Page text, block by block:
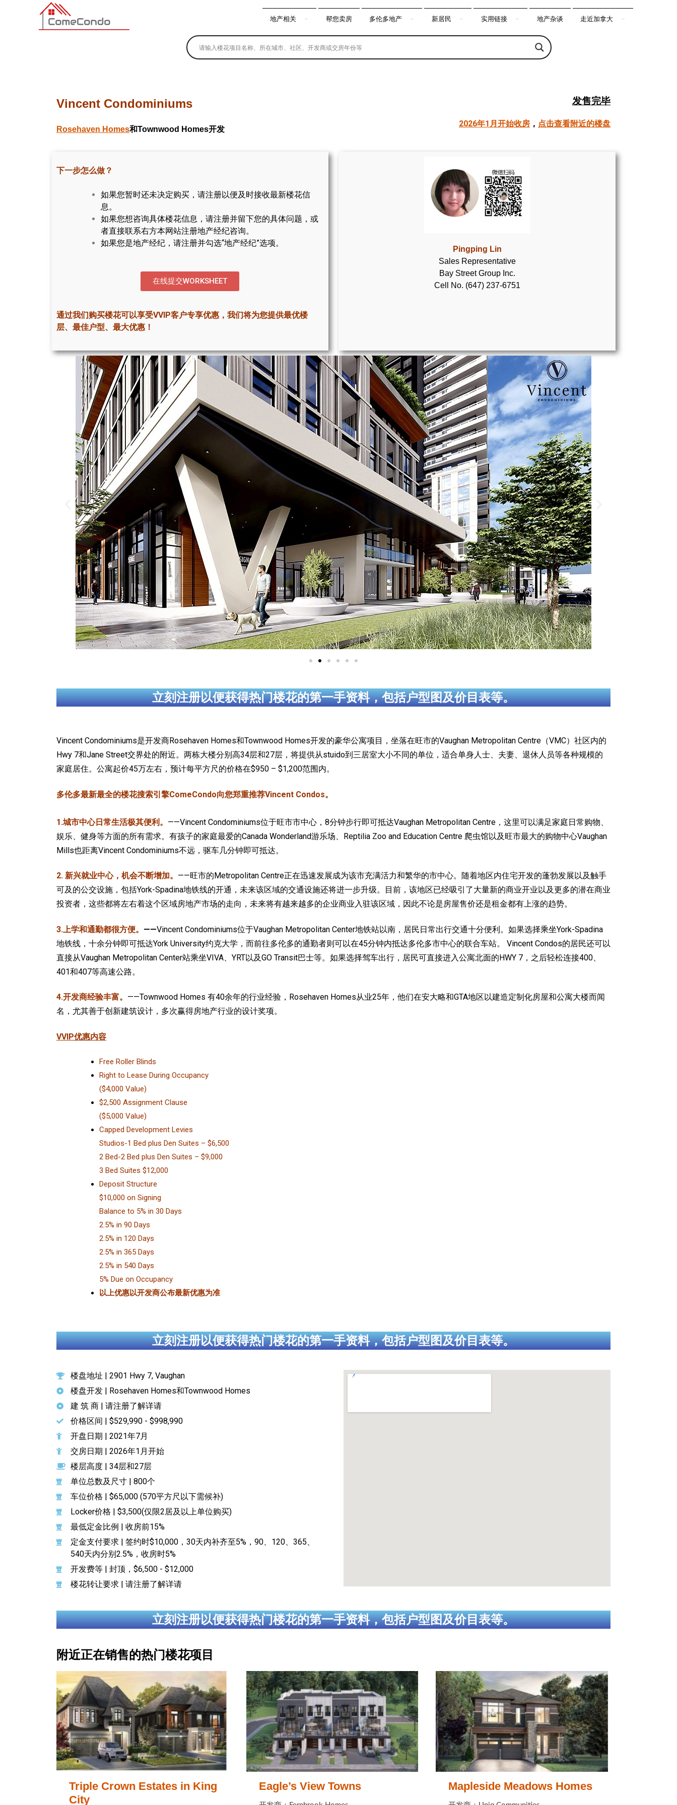
多伦多最新最全的楼花搜索引擎
地产相关 帮您卖房 多伦多地产 新居民 实用链接 地产杂谈 走近加拿大
Vincent Condominiums
Rosehaven Homes和Townwood Homes开发
发售完毕
2026年1月开始收房 ， 点击查看附近的楼盘
下一步怎么做？
如果您暂时还未决定购买，请注册以便及时接收最新楼花信
息。
如果您想咨询具体楼花信息，请注册并留下您的具体问题，或
者直接联系右方本网站注册地产经纪咨询。
如果您是地产经纪，请注册并勾选“地产经纪”选项。
在线提交WORKSHEET
通过我们购买楼花可以享受VVIP客户专享优惠，我们将为您提供最优楼
层、最佳户型、最大优惠！
Pingping Lin
Sales Representative
Bay Street Group Inc.
Cell No. (647) 237-6751
立刻注册以便获得热门楼花的第一手资料，包括户型图及价目表等。
Vincent Condominiums是开发商Rosehaven Homes和Townwood Homes开发的豪华公寓项目，坐落在旺市的Vaughan Metropolitan Centre（VMC）社区内的
Hwy 7和Jane Street交界处的附近。两栋大楼分别高34层和27层，将提供从stuido到三居室大小不同的单位，适合单身人士、夫妻、退休人员等各种规模的
家庭居住。公寓起价45万左右，预计每平方尺的价格在$950 – $1,200范围内。
多伦多最新最全的楼花搜索引擎ComeCondo向您郑重推荐Vincent Condos。
1.城市中心日常生活极其便利。 ——Vincent Condominiums位于旺市市中心，8分钟步行即可抵达Vaughan Metropolitan Centre，这里可以满足家庭日常购物、
娱乐、健身等方面的所有需求。有孩子的家庭最爱的Canada Wonderland游乐场、Reptilia Zoo and Education Centre 爬虫馆以及旺市最大的购物中心Vaughan
Mills也距离Vincent Condominiums不远，驱车几分钟即可抵达。
2. 新兴就业中心，机会不断增加。 ——旺市的Metropolitan Centre正在迅速发展成为该市充满活力和繁华的市中心。随着地区内住宅开发的蓬勃发展以及触手
可及的公交设施，包括York-Spadina地铁线的开通，未来该区域的交通设施还将进一步升级。目前，该地区已经吸引了大量新的商业开业以及更多的潜在商业
投资者，这些都将左右着这个区域房地产市场的走向，未来将有越来越多的企业商业入驻该区域，因此不论是房屋售价还是租金都有上涨的趋势。
3.上学和通勤都很方便。 ——Vincent Condominiums位于Vaughan Metropolitan Center地铁站以南，居民日常出行交通十分便利。如果选择乘坐York-Spadina
地铁线，十余分钟即可抵达York University约克大学，而前往多伦多的通勤者则可以在45分钟内抵达多伦多市中心的联合车站。 Vincent Condos的居民还可以
直接从Vaughan Metropolitan Center站乘坐VIVA、YRT以及GO Transit巴士等。如果选择驾车出行，居民可直接进入公寓北面的HWY 7，之后轻松连接400、
401和407等高速公路。
4.开发商经验丰富。 ——Townwood Homes 有40余年的行业经验，Rosehaven Homes从业25年，他们在安大略和GTA地区以建造定制化房屋和公寓大楼而闻
名，尤其善于创新建筑设计，多次赢得房地产行业的设计奖项。
VVIP优惠内容
Free Roller Blinds
Right to Lease During Occupancy
($4,000 Value)
$2,500 Assignment Clause
($5,000 Value)
Capped Development Levies
Studios-1 Bed plus Den Suites – $6,500
2 Bed-2 Bed plus Den Suites – $9,000
3 Bed Suites $12,000
Deposit Structure
$10,000 on Signing
Balance to 5% in 30 Days
2.5% in 90 Days
2.5% in 120 Days
2.5% in 365 Days
2.5% in 540 Days
5% Due on Occupancy
以上优惠以开发商公布最新优惠为准
立刻注册以便获得热门楼花的第一手资料，包括户型图及价目表等。
楼盘地址 | 2901 Hwy 7, Vaughan
楼盘开发 | Rosehaven Homes和Townwood Homes
建 筑 商 | 请注册了解详请
价格区间 | $529,990 - $998,990
开盘日期 | 2021年7月
交房日期 | 2026年1月开始
楼层高度 | 34层和27层
单位总数及尺寸 | 800个
车位价格 | $65,000 (570平方尺以下需候补)
Locker价格 | $3,500(仅限2居及以上单位购买)
最低定金比例 | 收房前15%
定金支付要求 | 签约时$10,000，30天内补齐至5%，90、120、365、
540天内分别2.5%，收房时5%
开发费等 | 封顶，$6,500 - $12,000
楼花转让要求 | 请注册了解详请
立刻注册以便获得热门楼花的第一手资料，包括户型图及价目表等。
附近正在销售的热门楼花项目
Triple Crown Estates in King
City
Eagle’s View Towns Mapleside Meadows Homes